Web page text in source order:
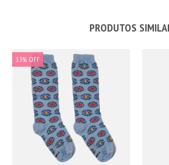
PRODUTOS
33% OFF